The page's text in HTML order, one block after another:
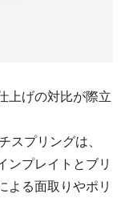
上げの対比が際立
スプリングは、
ンプレイトとブリ
よる面取りやポリ